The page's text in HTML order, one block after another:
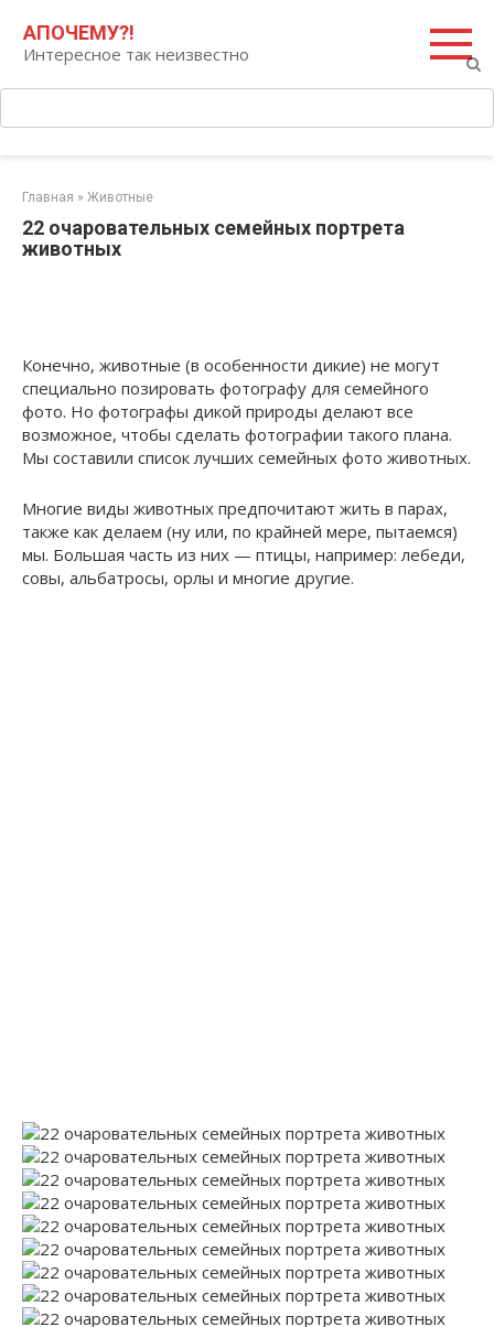
контенту
АПОЧЕМУ?!
Интересное так неизвестно
Главная » Животные
22 очаровательных семейных портрета
животных
Конечно, животные (в особенности дикие) не могут
специально позировать фотографу для семейного
фото. Но фотографы дикой природы делают все
возможное, чтобы сделать фотографии такого плана.
Мы составили список лучших семейных фото животных.
Многие виды животных предпочитают жить в парах,
также как делаем (ну или, по крайней мере, пытаемся)
мы. Большая часть из них — птицы, например: лебеди,
совы, альбатросы, орлы и многие другие.